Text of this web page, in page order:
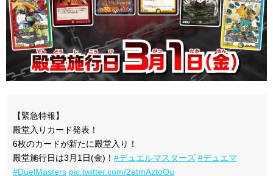
【緊急特報】
殿堂入りカード発表！
6枚のカードが新たに殿堂入り！
殿堂施行日は3月1日(金)！ #デュエルマスターズ #デュエマ
#DuelMasters pic.twitter.com/2etmAztoOu